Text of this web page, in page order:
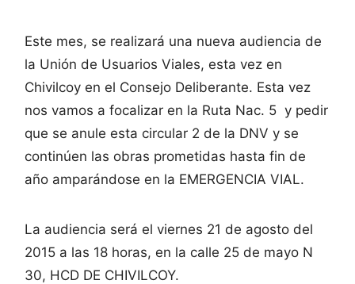
Este mes, se realizará una nueva audiencia de
la Unión de Usuarios Viales, esta vez en
Chivilcoy en el Consejo Deliberante. Esta vez
nos vamos a focalizar en la Ruta Nac. 5 y pedir
que se anule esta circular 2 de la DNV y se
continúen las obras prometidas hasta fin de
año amparándose en la EMERGENCIA VIAL.
La audiencia será el viernes 21 de agosto del
2015 a las 18 horas, en la calle 25 de mayo N
30, HCD DE CHIVILCOY.